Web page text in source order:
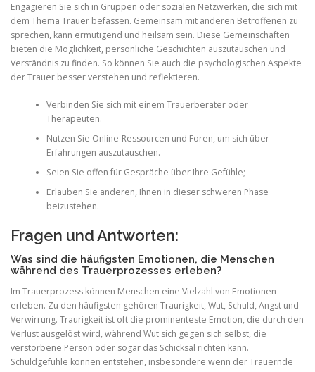
Engagieren Sie sich in Gruppen oder sozialen Netzwerken, die sich mit
dem Thema Trauer befassen. Gemeinsam mit anderen Betroffenen zu
sprechen, kann ermutigend und heilsam sein. Diese Gemeinschaften
bieten die Möglichkeit, persönliche Geschichten auszutauschen und
Verständnis zu finden. So können Sie auch die psychologischen Aspekte
der Trauer besser verstehen und reflektieren.
Verbinden Sie sich mit einem Trauerberater oder
Therapeuten.
Nutzen Sie Online-Ressourcen und Foren, um sich über
Erfahrungen auszutauschen.
Seien Sie offen für Gespräche über Ihre Gefühle;
Erlauben Sie anderen, Ihnen in dieser schweren Phase
beizustehen.
Fragen und Antworten:
Was sind die häufigsten Emotionen, die Menschen
während des Trauerprozesses erleben?
Im Trauerprozess können Menschen eine Vielzahl von Emotionen
erleben. Zu den häufigsten gehören Traurigkeit, Wut, Schuld, Angst und
Verwirrung. Traurigkeit ist oft die prominenteste Emotion, die durch den
Verlust ausgelöst wird, während Wut sich gegen sich selbst, die
verstorbene Person oder sogar das Schicksal richten kann.
Schuldgefühle können entstehen, insbesondere wenn der Trauernde